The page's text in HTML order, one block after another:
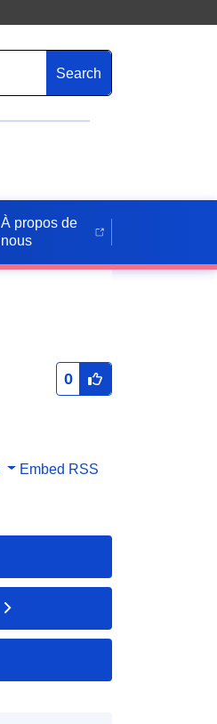
Search
À propos de
nous
0
Embed RSS